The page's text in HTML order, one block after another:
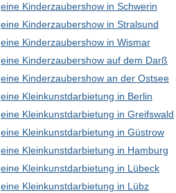
eine Kinderzaubershow in Schwerin
eine Kinderzaubershow in Stralsund
eine Kinderzaubershow in Wismar
eine Kinderzaubershow auf dem Darß
eine Kinderzaubershow an der Ostsee
eine Kleinkunstdarbietung in Berlin
eine Kleinkunstdarbietung in Greifswald
eine Kleinkunstdarbietung in Güstrow
eine Kleinkunstdarbietung in Hamburg
eine Kleinkunstdarbietung in Lübeck
eine Kleinkunstdarbietung in Lübz